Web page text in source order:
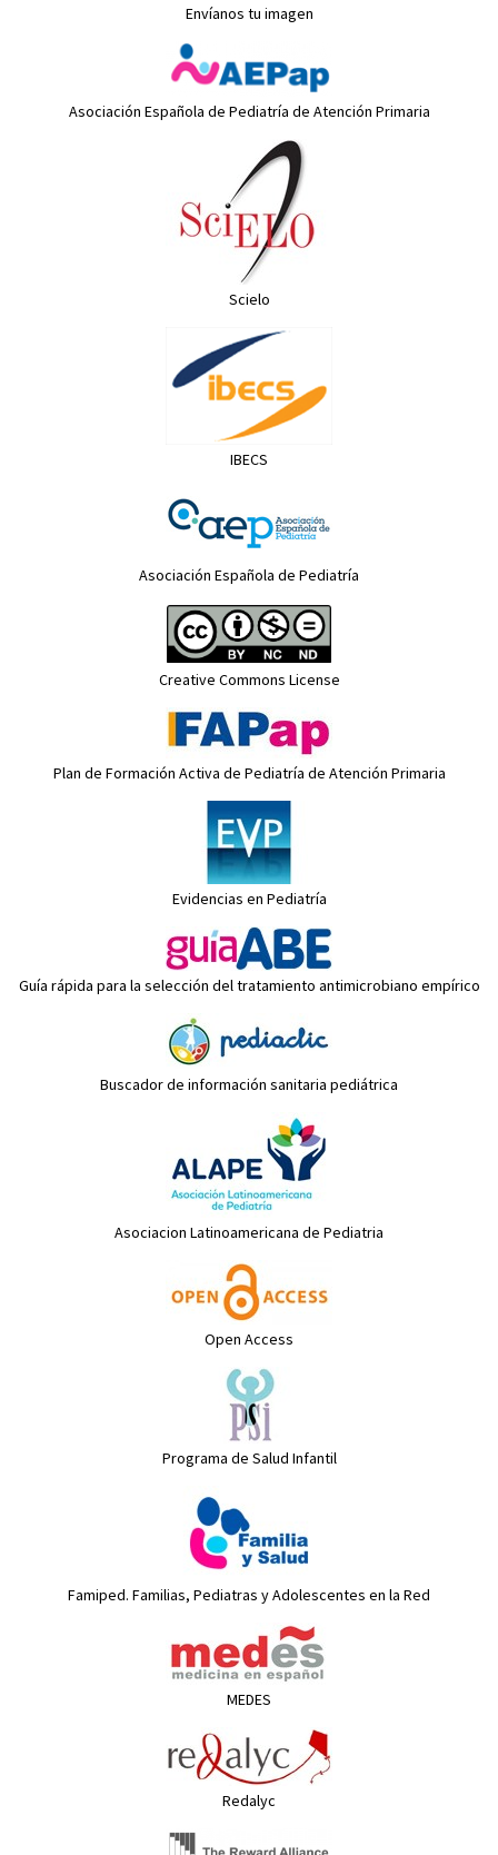
Envíanos tu imagen
Asociación Española de Pediatría de Atención Primaria
Scielo
IBECS
Asociación Española de Pediatría
Creative Commons License
Plan de Formación Activa de Pediatría de Atención Primaria
Evidencias en Pediatría
Guía rápida para la selección del tratamiento antimicrobiano empírico
Buscador de información sanitaria pediátrica
Asociacion Latinoamericana de Pediatria
Open Access
Programa de Salud Infantil
Famiped. Familias, Pediatras y Adolescentes en la Red
MEDES
Redalyc